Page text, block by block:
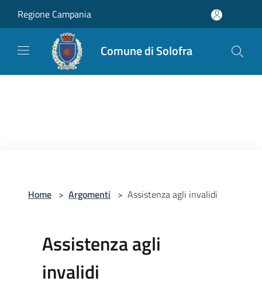
Regione Campania
Comune di Solofra
Home > Argomenti > Assistenza agli invalidi
Assistenza agli
invalidi